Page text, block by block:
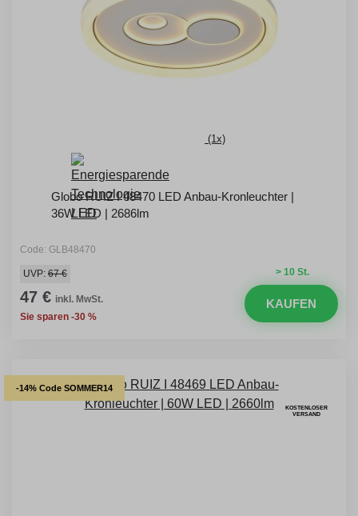
(1x)
Globo RUIZ I 48470 LED Anbau-Kronleuchter |
36W LED | 2686lm
Code: GLB48470
> 10 St.
UVP: 67 €
47 € inkl. MwSt.
Sie sparen -30 %
KAUFEN
-14% Code SOMMER14
KOSTENLOSER
VERSAND